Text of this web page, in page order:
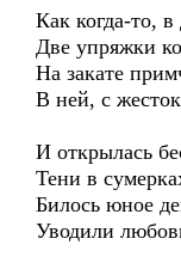
Как когда-то,
Две упряжки
На закате
В ней, с
И открылась
Тени в
Билось юное
Уводили